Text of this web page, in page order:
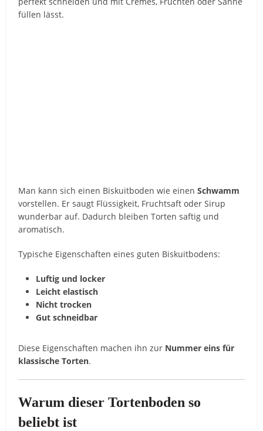
füllen lässt.
Man kann sich einen Biskuitboden wie einenSchwamm
vorstellen. Er saugt Flüssigkeit, Fruchtsaft oder Sirup
wunderbar auf. Dadurch bleiben Torten saftig und
aromatisch.
Typische Eigenschaften eines guten Biskuitbodens:
Luftig und locker
Leicht elastisch
Nicht trocken
Gut schneidbar
Diese Eigenschaften machen ihn zur Nummer eins für
klassische Torten.
Warum dieser Tortenboden so
beliebt ist